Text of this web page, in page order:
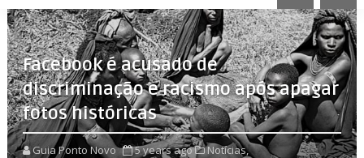
Facebook é acusado de
discriminação e racismo após apagar
fotos históricas
Guia Ponto Novo 5 years ago
Notícias,